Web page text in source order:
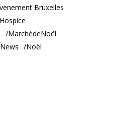
Bruxelles
MarchédeNoël
News Noël